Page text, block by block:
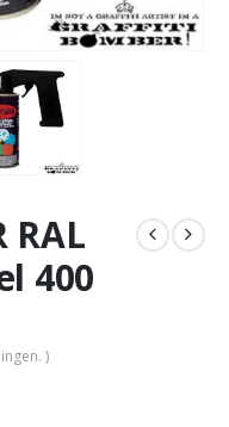
RAL
400
)